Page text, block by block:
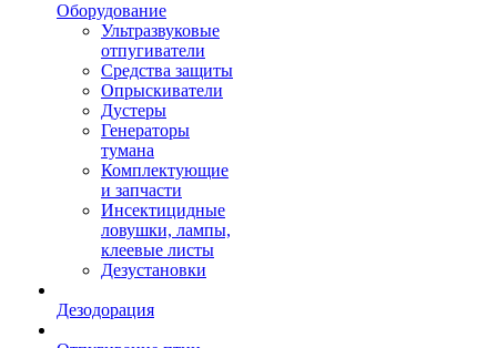
Оборудование
Ультразвуковые
отпугиватели
Средства защиты
Опрыскиватели
Дустеры
Генераторы
тумана
Комплектующие
и запчасти
Инсектицидные
ловушки, лампы,
клеевые листы
Дезустановки
Дезодорация